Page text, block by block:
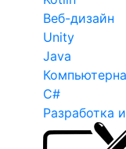
Веб-дизайн
Unity
Java
C#
Разработка